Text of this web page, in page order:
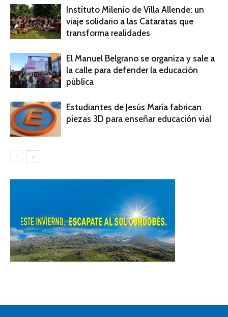
Instituto Milenio de Villa Allende: un
viaje solidario a las Cataratas que
transforma realidades
El Manuel Belgrano se organiza y sale a
la calle para defender la educación
pública
Estudiantes de Jesús María fabrican
piezas 3D para enseñar educación vial